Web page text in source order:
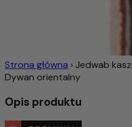
Strona główna › Jedwab
Dywan orientalny
Opis produktu